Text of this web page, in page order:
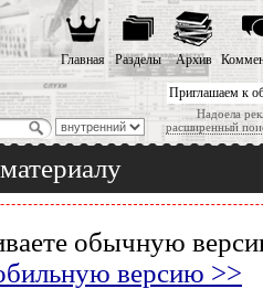
Приглашаем к
Надоела
расширенный
Главная Разделы Архив
обычную
версию >>